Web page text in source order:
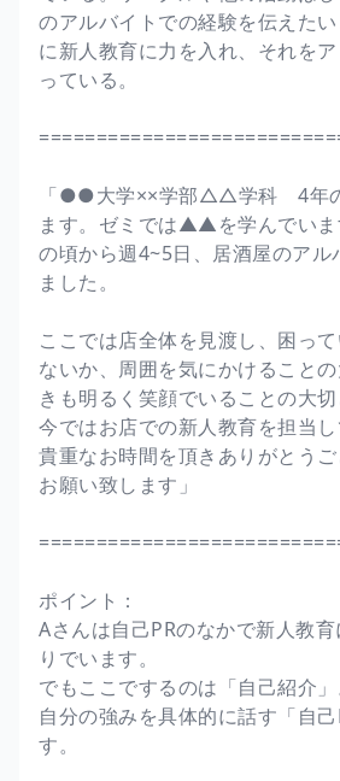
のアルバイトでの経験を伝えた
に新人教育に力を入れ、それを
っている。
「●●大学××学部△△学科 4
ます。ゼミでは▲▲を学んでいま
の頃から週4~5日、居酒屋のアル
ました。
ここでは店全体を見渡し、困っ
ないか、周囲を気にかけること
きも明るく笑顔でいることの大切
今ではお店での新人教育を担当
貴重なお時間を頂きありがとうご
お願い致します」
ポイント：
Aさんは自己PRのなかで新人教
りでいます。
でもここでするのは「自己紹介」
自分の強みを具体的に話す「自
す。